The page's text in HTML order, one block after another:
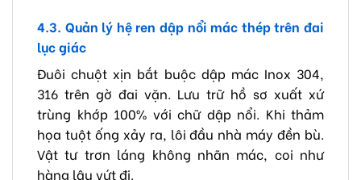
4.3. Quản lý hệ ren dập nổi mác thép trên đai
lục giác
Đuôi chuột xịn bắt buộc dập mác Inox 304,
316 trên gờ đai vặn. Lưu trữ hồ sơ xuất xứ
trùng khớp 100% với chữ dập nổi. Khi thảm
họa tuột ống xảy ra, lôi đầu nhà máy đền bù.
Vật tư trơn láng không nhãn mác, coi như
hàng lậu vứt đi.